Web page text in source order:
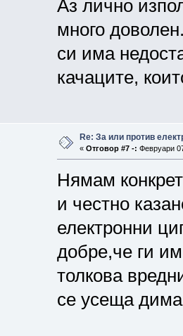
Аз лично
много
си има
качаците,
Re: За или против
« Отговор #7 -: Февруари
Нямам
и честно
електронни
добре,че ги
толкова
се усеща